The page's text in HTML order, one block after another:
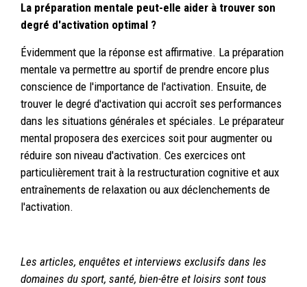
La préparation mentale peut-elle aider à trouver son
degré d'activation optimal ?
Évidemment que la réponse est affirmative. La préparation
mentale va permettre au sportif de prendre encore plus
conscience de l'importance de l'activation. Ensuite, de
trouver le degré d'activation qui accroît ses performances
dans les situations générales et spéciales. Le préparateur
mental proposera des exercices soit pour augmenter ou
réduire son niveau d'activation. Ces exercices ont
particulièrement trait à la restructuration cognitive et aux
entraînements de relaxation ou aux déclenchements de
l'activation.
Les articles, enquêtes et interviews exclusifs dans les
domaines du sport, santé, bien-être et loisirs sont tous